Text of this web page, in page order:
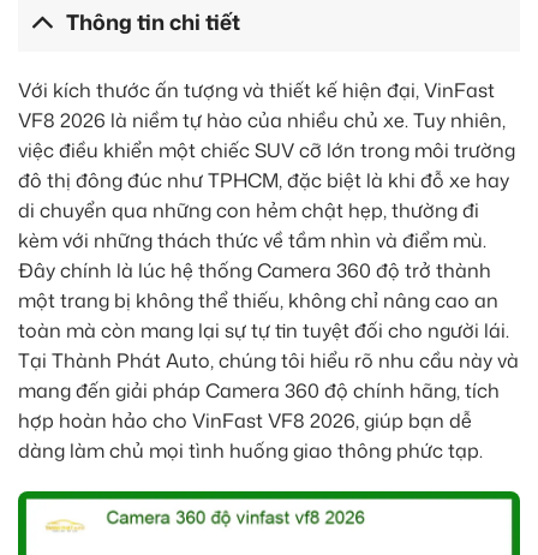
Thông tin chi tiết
Với kích thước ấn tượng và thiết kế hiện đại, VinFast
VF8 2026 là niềm tự hào của nhiều chủ xe. Tuy nhiên,
việc điều khiển một chiếc SUV cỡ lớn trong môi trường
đô thị đông đúc như TPHCM, đặc biệt là khi đỗ xe hay
di chuyển qua những con hẻm chật hẹp, thường đi
kèm với những thách thức về tầm nhìn và điểm mù.
Đây chính là lúc hệ thống Camera 360 độ trở thành
một trang bị không thể thiếu, không chỉ nâng cao an
toàn mà còn mang lại sự tự tin tuyệt đối cho người lái.
Tại Thành Phát Auto, chúng tôi hiểu rõ nhu cầu này và
mang đến giải pháp Camera 360 độ chính hãng, tích
hợp hoàn hảo cho VinFast VF8 2026, giúp bạn dễ
dàng làm chủ mọi tình huống giao thông phức tạp.